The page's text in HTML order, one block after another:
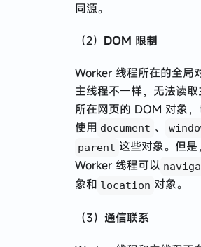
同源。
（2） DOM 限制
Worker 线程所在的全局
主线程不一样，无法读
所在网页的 DOM 对象
使用 document 、
parent 这些对象。但是，
Worker 线程可以
象和 location 对象。
（3） 通信联系